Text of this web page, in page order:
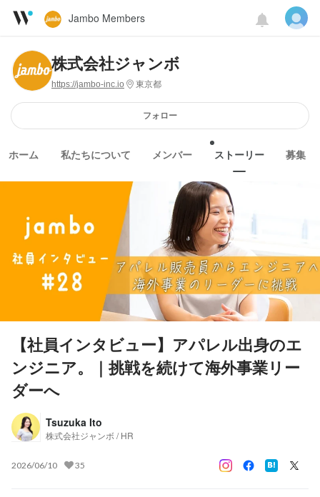
Jambo Members
株式会社ジャンボ
https://jambo-inc.io 東京都
フォロー
ホーム 私たちについて メンバー ストーリー 募集
【社員インタビュー】アパレル出身のエ
ンジニア。｜挑戦を続けて海外事業リー
ダーへ
Tsuzuka Ito
株式会社ジャンボ / HR
2026/06/10 35